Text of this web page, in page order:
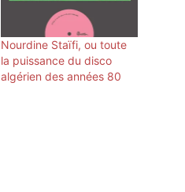
Nourdine Staïfi, ou toute
la puissance du disco
algérien des années 80